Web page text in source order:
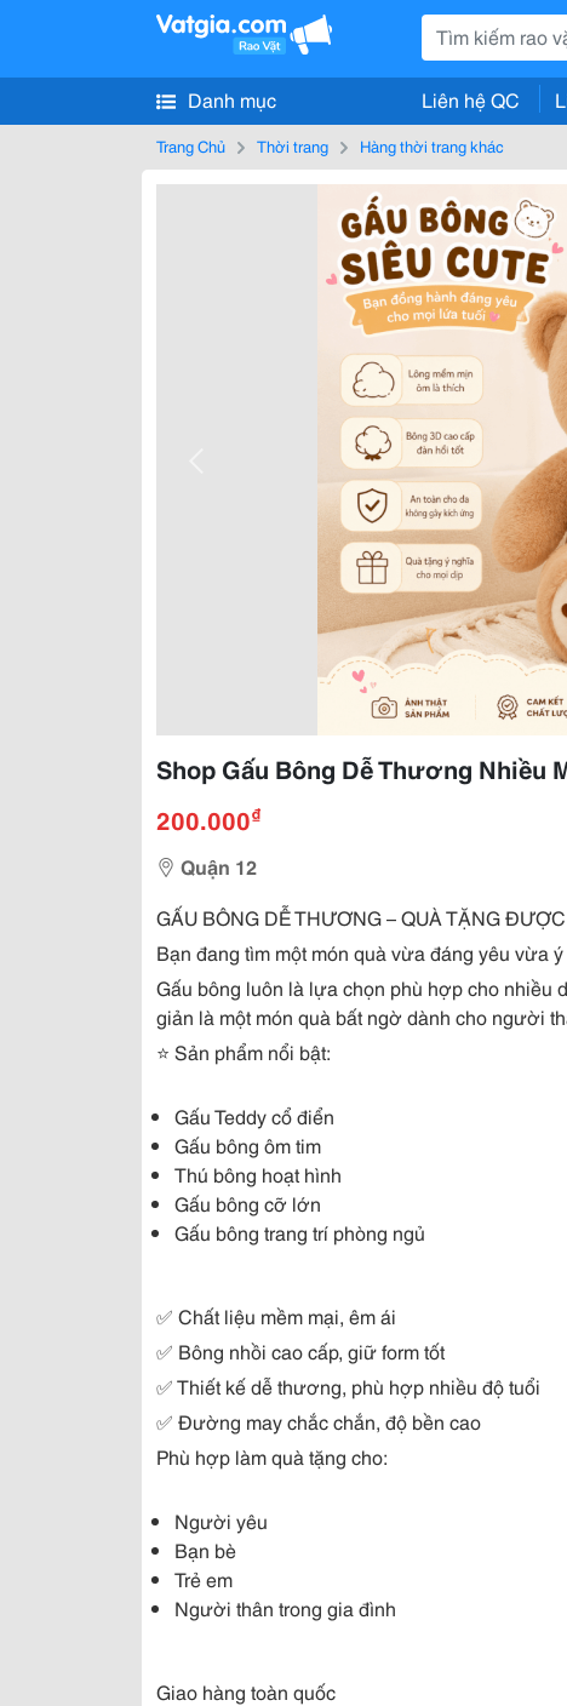
Danh mục Liên hệ QC
Trang Chủ Thời trang Hàng thời trang khác
Shop Gấu Bông Dễ Thương Nhiều
200.000₫
Quận 12
GẤU BÔNG DỄ THƯƠNG – QUÀ TẶNG
Bạn đang tìm một món quà vừa đáng yêu vừa
Gấu bông luôn là lựa chọn phù hợp cho nhiều
giản là một món quà bất ngờ dành cho người
⭐ Sản phẩm nổi bật:
Gấu Teddy cổ điển
Gấu bông ôm tim
Thú bông hoạt hình
Gấu bông cỡ lớn
Gấu bông trang trí phòng ngủ
✅ Chất liệu mềm mại, êm ái
✅ Bông nhồi cao cấp, giữ form tốt
✅ Thiết kế dễ thương, phù hợp nhiều độ tuổi
✅ Đường may chắc chắn, độ bền cao
Phù hợp làm quà tặng cho:
Người yêu
Bạn bè
Trẻ em
Người thân trong gia đình
Giao hàng toàn quốc